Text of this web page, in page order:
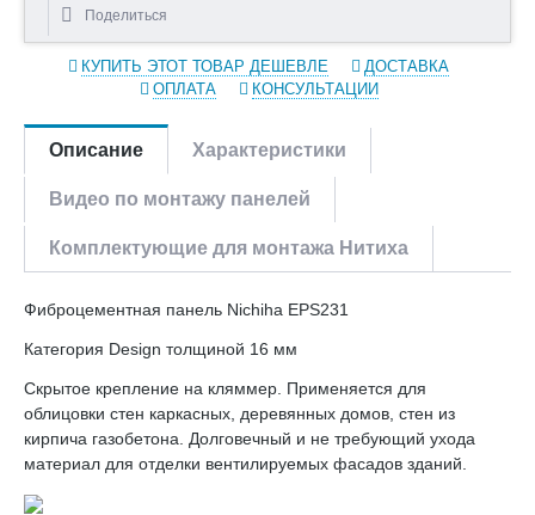
Поделиться
КУПИТЬ ЭТОТ ТОВАР ДЕШЕВЛЕ
ДОСТАВКА
ОПЛАТА
КОНСУЛЬТАЦИИ
Описание Характеристики
Видео по монтажу панелей
Комплектующие для монтажа Нитиха
Фиброцементная панель Nichiha EPS231
Категория Design толщиной 16 мм
Скрытое крепление на кляммер. Применяется для
облицовки стен каркасных, деревянных домов, стен из
кирпича газобетона. Долговечный и не требующий ухода
материал для отделки вентилируемых фасадов зданий.